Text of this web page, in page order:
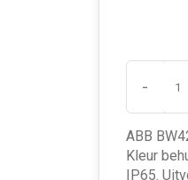
-
ABB
Kleur
IP65.